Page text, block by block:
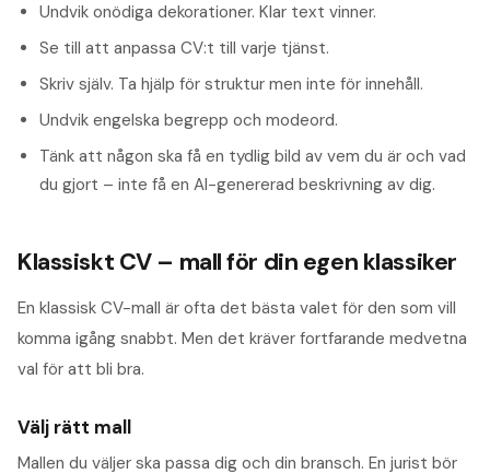
Undvik onödiga dekorationer. Klar text vinner.
Se till att anpassa CV:t till varje tjänst.
Skriv själv. Ta hjälp för struktur men inte för innehåll.
Undvik engelska begrepp och modeord.
Tänk att någon ska få en tydlig bild av vem du är och vad
du gjort – inte få en AI-genererad beskrivning av dig.
Klassiskt CV – mall för din egen klassiker
En klassisk CV-mall är ofta det bästa valet för den som vill
komma igång snabbt. Men det kräver fortfarande medvetna
val för att bli bra.
Välj rätt mall
Mallen du väljer ska passa dig och din bransch. En jurist bör